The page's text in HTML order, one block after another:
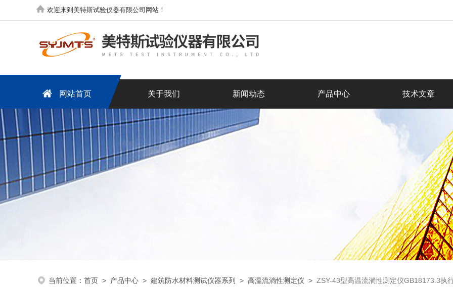
欢迎来到美特斯试验仪器有限公司网站！
网站首页 关于我们 新闻动态 产品中心 技术文章
当前位置： 首页 > 产品中心 > 建筑防水材料测试仪器系列 > 高温流淌性测定仪 > ZSY-43型高温流淌性测定仪GB18173.3执